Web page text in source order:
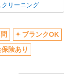
を見る
リーニング
ブランクOK
険あり